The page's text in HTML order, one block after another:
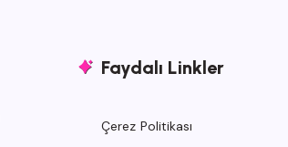
Faydalı Linkler
Çerez Politikası